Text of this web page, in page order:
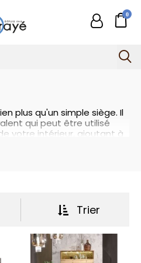
0
plus qu'un simple siège. Il
qui peut être utilisé
votre intérieur, ajoutant à
à votre espace.
salle à manger, l'entrée, la
les objets décoratifs, ou
pratique.
se déclinent dans une
banc en bois massif pour
et rustique, ou choisir un
touche industrielle et
Trier